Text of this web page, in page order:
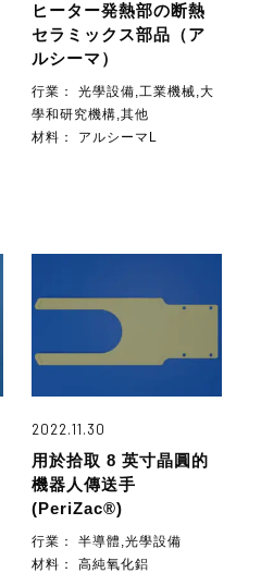
ヒーター発熱部の断熱
セラミックス部品（ア
ルシーマ）
行業：光學設備,工業機械,大
學和研究機構,其他
材料： アルシーマL
2022.11.30
用於拾取 8 英寸晶圓的
機器人傳送手
(PeriZac®)
行業：半導體,光學設備
材料：高純氧化鋁